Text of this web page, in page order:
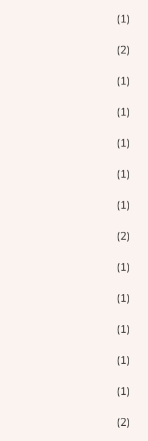
(1)
(2)
(1)
(1)
(1)
(1)
(1)
(2)
(1)
(1)
(1)
(1)
(1)
(2)